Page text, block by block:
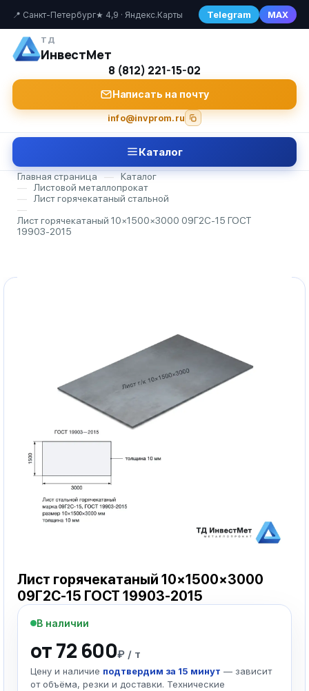
📍 Санкт-Петербург★ 4,9 · Яндекс.Карты Telegram MAX
ТД
ИнвестМет
8 (812) 221-15-02
Написать на почту
info@invprom.ru
Каталог
Главная страница —
Каталог
—
Листовой металлопрокат
—
Лист горячекатаный стальной
—
Лист горячекатаный 10×1500×3000 09Г2С-15 ГОСТ
19903-2015
Лист горячекатаный 10×1500×3000
09Г2С-15 ГОСТ 19903-2015
В наличии
от 72 600₽ / т
Цену и наличие подтвердим за 15 минут — зависит
от объёма, резки и доставки. Технические